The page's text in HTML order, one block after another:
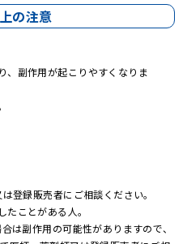
の注意
、副作用が起こりやすくなりま
登録販売者にご相談ください。
ことがある人。
は副作用の可能性がありますので、